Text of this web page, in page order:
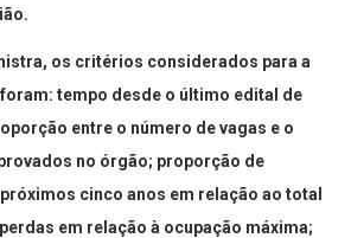
os critérios considerados para a
tempo desde o último edital de
entre o número de vagas e o
no órgão; proporção de
cinco anos em relação ao total
em relação à ocupação máxima;